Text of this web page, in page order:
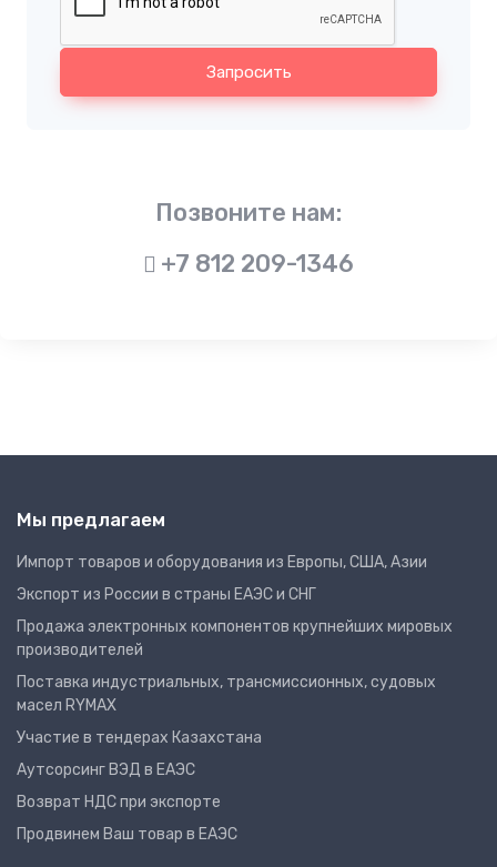
Запросить
Позвоните нам:
+7 812 209-1346
Мы предлагаем
Импорт товаров и оборудования из Европы, США, Азии
Экспорт из России в страны ЕАЭС и СНГ
Продажа электронных компонентов крупнейших мировых
производителей
Поставка индустриальных, трансмиссионных, судовых
масел RYMAX
Участие в тендерах Казахстана
Аутсорсинг ВЭД в ЕАЭС
Возврат НДС при экспорте
Продвинем Ваш товар в ЕАЭС